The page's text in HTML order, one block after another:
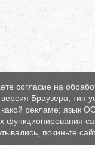
согласие на
Браузера; тип
рекламе; язык
функционирования
покиньте